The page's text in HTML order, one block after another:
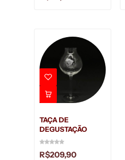
TAÇA DE
DEGUSTAÇÃO
R$209,90